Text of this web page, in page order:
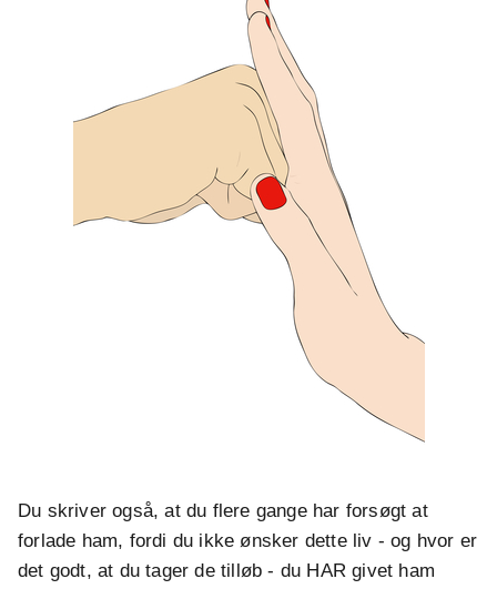
Du skriver også, at du flere gange har forsøgt at
forlade ham, fordi du ikke ønsker dette liv - og hvor er
det godt, at du tager de tilløb - du HAR givet ham